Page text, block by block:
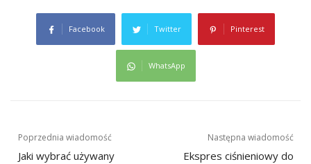
Facebook Twitter Pinterest
WhatsApp
Nawigacja
wpisu
Poprzednia wiadomość
Jaki wybrać używany
Następna wiadomość
Ekspres ciśnieniowy do